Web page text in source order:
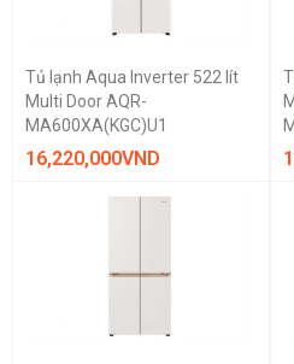
Tủ lạnh Aqua Inverter 522 lít
Multi Door AQR-
MA600XA(KGC)U1
16,220,000VND
Panasonic
Samsung
GIÁ BÁN